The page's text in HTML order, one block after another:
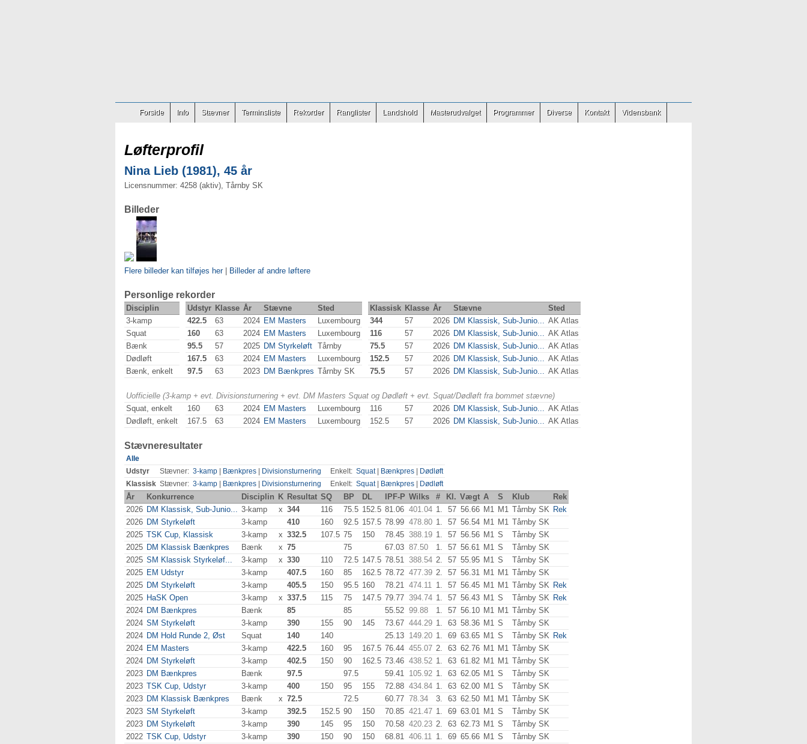
Forside Info Stævner Terminsliste Rekorder Ranglister Landshold Masterudvalget Programmer Diverse Kontakt Vidensbank
Løfterprofil
Nina Lieb (1981), 45 år
Licensnummer: 4258 (aktiv), Tårnby SK
Billeder
Flere billeder kan tilføjes her| Billeder af andre løftere
Personlige rekorder
Disciplin Udstyr Klasse År Stævne Sted Klassisk Klasse År Stævne
Sted
3-kamp
422.5 63 2024 EM Masters Luxembourg 344 57 2026 DM Klassisk, Sub-Junio... AK Atlas
Squat
160 63 2024 EM Masters Luxembourg 116 57 2026 DM Klassisk, Sub-Junio... AK Atlas
Bænk
95.5 57 2025 DM Styrkeløft Tårnby 75.5 57 2026 DM Klassisk, Sub-Junio... AK Atlas
Dødløft
167.5 63 2024 EM Masters Luxembourg 152.5 57 2026 DM Klassisk, Sub-Junio... AK Atlas
Bænk, enkelt
97.5 63 2023 DM Bænkpres Tårnby SK 75.5 57 2026 DM Klassisk, Sub-Junio... AK Atlas
Uofficielle (3-kamp + evt. Divisionsturnering + evt. DM Masters Squat og Dødløft + evt. Squat/Dødløft fra bommet stævne)
Squat, enkelt
160 63 2024 EM Masters Luxembourg 116 57 2026 DM Klassisk, Sub-Junio... AK Atlas
Dødløft, enkelt
167.5 63 2024 EM Masters Luxembourg 152.5 57 2026 DM Klassisk, Sub-Junio... AK Atlas
Stævneresultater
Alle
Udstyr
Stævner: 3-kamp Bænkpres Divisionsturnering Enkelt: Squat| Bænkpres
Dødløft
Klassisk Stævner: 3-kamp Bænkpres Divisionsturnering Enkelt: Squat| Bænkpres Dødløft
År Konkurrence Disciplin K Resultat SQ BP DL IPF-P Wilks # Kl. Vægt A S Klub
Rek
2026 DM Klassisk, Sub-Junio... 3-kamp x 344 116 75.5 152.5 81.06 401.04 1. 57 56.66 M1 M1 Tårnby SK Rek
2026 DM Styrkeløft 3-kamp 410 160 92.5 157.5 78.99 478.80 1. 57 56.54 M1 M1 Tårnby SK
2025 TSK Cup, Klassisk 3-kamp x 332.5 107.5 75 150 78.45 388.19 1. 57 56.56 M1 S
Tårnby SK
2025 DM Klassisk Bænkpres Bænk x 75 75 67.03 87.50 1. 57 56.61 M1 S
Tårnby SK
2025 SM Klassisk Styrkeløf... 3-kamp x 330 110 72.5 147.5 78.51 388.54 2. 57 55.95 M1 S
Tårnby SK
2025 EM Udstyr 3-kamp 407.5 160 85 162.5 78.72 477.39 2. 57 56.31 M1 M1 Tårnby SK
2025 DM Styrkeløft 3-kamp 405.5 150 95.5 160 78.21 474.11 1. 57 56.45 M1 M1 Tårnby SK Rek
2025 HaSK Open 3-kamp x 337.5 115 75 147.5 79.77 394.74 1. 57 56.43 M1 S Tårnby SK Rek
2024 DM Bænkpres Bænk 85 85 55.52 99.88 1. 57 56.10 M1 M1 Tårnby SK
2024 SM Styrkeløft 3-kamp 390 155 90 145 73.67 444.29 1. 63 58.36 M1 S
Tårnby SK
2024 DM Hold Runde 2, Øst Squat 140 140 25.13 149.20 1. 69 63.65 M1 S Tårnby SK Rek
2024 EM Masters 3-kamp 422.5 160 95 167.5 76.44 455.07 2. 63 62.76 M1 M1 Tårnby SK
2024 DM Styrkeløft 3-kamp 402.5 150 90 162.5 73.46 438.52 1. 63 61.82 M1 M1 Tårnby SK
2023 DM Bænkpres Bænk 97.5 97.5 59.41 105.92 1. 63 62.05 M1 S
Tårnby SK
2023 TSK Cup, Udstyr 3-kamp 400 150 95 155 72.88 434.84 1. 63 62.00 M1 S
Tårnby SK
2023 DM Klassisk Bænkpres Bænk x 72.5 72.5 60.77 78.34 3. 63 62.50 M1 M1 Tårnby SK
2023 SM Styrkeløft 3-kamp 392.5 152.5 90 150 70.85 421.47 1. 69 63.01 M1 S
Tårnby SK
2023 DM Styrkeløft 3-kamp 390 145 95 150 70.58 420.23 2. 63 62.73 M1 S
Tårnby SK
2022 TSK Cup, Udstyr 3-kamp 390 150 90 150 68.81 406.11 1. 69 65.66 M1 S
Tårnby SK